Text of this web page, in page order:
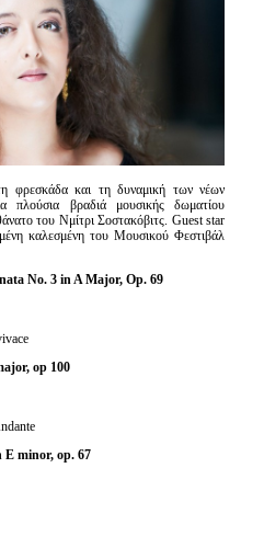
φρεσκάδα και τη δυναμική των νέων
πλούσια βραδιά μουσικής δωματίου
του Νμίτρι Σοστακόβιτς. Guest star
καλεσμένη του Μουσικού Φεστιβάλ
No. 3 in A Major, Op. 69
op 100
E minor, op. 67